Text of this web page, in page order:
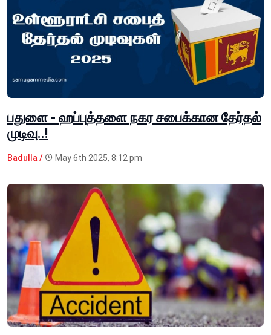
பதுளை - ஹப்புத்தளை நகர சபைக்கான தேர்தல்
முடிவு..!
Badulla / May 6th 2025, 8:12 pm